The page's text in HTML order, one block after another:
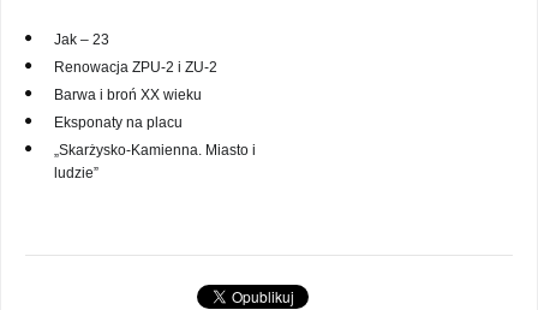
Jak – 23
Renowacja ZPU-2 i ZU-2
Barwa i broń XX wieku
Eksponaty na placu
„Skarżysko-Kamienna. Miasto i
ludzie”